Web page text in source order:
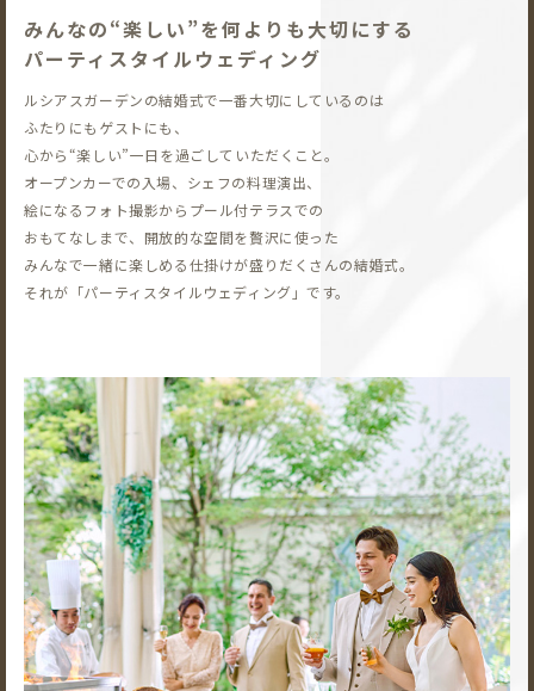
みんなの“楽しい”を何よりも大切にする
パーティスタイルウェディング
ルシアスガーデンの結婚式で一番大切にしているのは
ふたりにもゲストにも、
心から“楽しい”一日を過ごしていただくこと。
オープンカーでの入場、シェフの料理演出、
絵になるフォト撮影から プール付テラスでの
おもてなしまで、開放的な空間を贅沢に使った
みんなで一緒に楽しめる仕掛けが盛りだくさんの結婚式。
それが「パーティスタイルウェディング」です。